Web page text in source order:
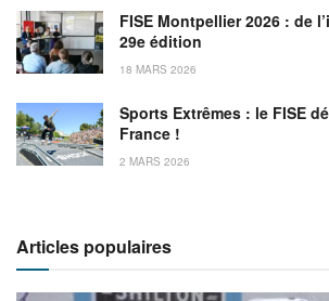
FISE Montpellier 2026 : de
29e édition
18 MARS 2026
Sports Extrêmes : le FISE
France !
2 MARS 2026
Articles populaires